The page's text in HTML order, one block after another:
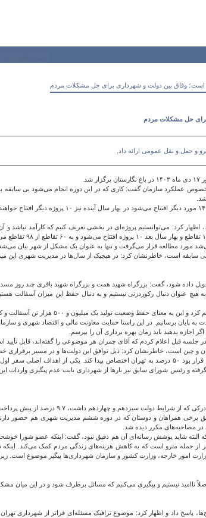
است؛ وفاق بین دولت و شهرداری برای حل مشکلات مردم
برای حل مشکلات مردم
و حمل و نقل عمومی ارائه داد.
عملکرد سازمان گفت: کاری که در این دوره انجام می‌شود بی سابقه
مورد مطالعه قرار می‌گرفت و تنها به عنوان یک مشکل از شهر بیان
سابقه است، خاطرنشان کرد: در هیچیک از سال‌ها در مدیریت شهری این
داده شود، گفت: بزرگراه شهید همت و بزرگراه شهید باقری چند روز
به یک میلیون و ۴۵۰ هزار تن رسیدیم، گفت: به هیچ عنوان دنبال رکوردزنی نیستیم و به
به پایان برسانیم. در این راستا حمایت معاونت مالی و اقتصاد شهری و
اجازه بدهید باید زمان بهره برداری آن را بپرسم.
جلسه قبل اعلام کردم که آقای چمران هر موضوعی را گفته‌اند، قابل
و چین است، خاطرنشان کرد: ذیل توافق این دولت‌ها و در مسیر برقراری خط
محمدخانی اعلام کرد: از دو هزار و ۱۰۰ واگن طبق تصمیم گیری های وزارت کشور، قرار بود ۵۰ درصد به
رئیس شورای سابق نیز بارها از شهرداری بابت عدم پیگیری واردات این
همراهان و دوستان که در دوره ششم مدیریت شهری هم حضور دارند،
در مصاحبه‌های مکرر دیده شد.
که البته شاید پوشش رسانه‌ای آن هم دقیق نبود، گفت: اینکه عضو شورا
جمله مترو است که به کاهش هزینه‌های زندگی مردم کمک می‌کند. اینکه
خارجه، وزارت کشور و سازمان شهرداری‌ها پیگیر موضوع است. زیرا
ناامید نیستیم و پیگیری می‌کنیم که مسائل برطرف شود و در این میان
پاسخ داد و اظهار کرد: موضوع ترافیک مسئله‌ای فراتر از شهرداری